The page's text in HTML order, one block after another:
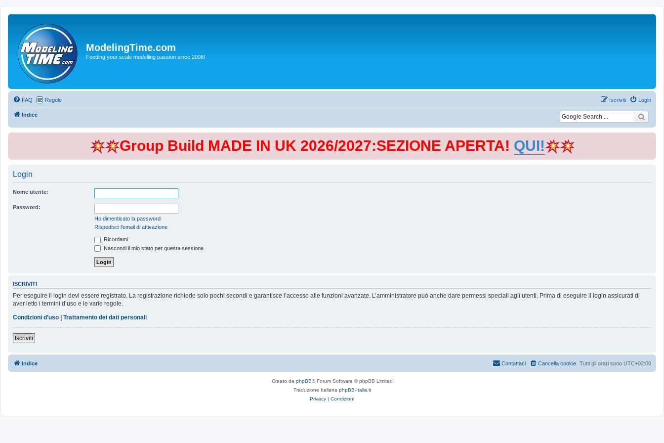
ModelingTime.com
Feeding your scale modelling passion since 2008!
FAQ Regole Login
Iscriviti
Indice
Group Build MADE IN UK 2026/2027:SEZIONE APERTA! QUI!
Login
Nome utente:
Password:
Ho dimenticato la password
Rispedisci l’email di attivazione
Ricordami
Nascondi il mio stato per questa sessione
ISCRIVITI
Per eseguire il login devi essere registrato. La registrazione richiede solo pochi secondi e garantisce l’accesso alle funzioni avanzate. L’amministratore può anche dare permessi speciali agli utenti. Prima di eseguire il login assicurati di
aver letto i termini d’uso e le varie regole.
Condizioni d’uso | Trattamento dei dati personali
Iscriviti
Indice Tutti gli orari sono UTC+02:00
Cancella cookie
Contattaci
Creato da phpBB® Forum Software © phpBB Limited
Traduzione Italiana phpBB-Italia.it
Privacy | Condizioni